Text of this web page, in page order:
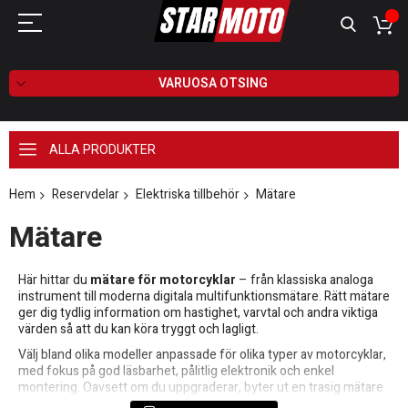
VARUOSA OTSING
ALLA PRODUKTER
Hem Reservdelar Elektriska tillbehör Mätare
Mätare
Här hittar du mätare för motorcyklar – från klassiska analoga
instrument till moderna digitala multifunktionsmätare. Rätt mätare
ger dig tydlig information om hastighet, varvtal och andra viktiga
värden så att du kan köra tryggt och lagligt.
Välj bland olika modeller anpassade för olika typer av motorcyklar,
med fokus på god läsbarhet, pålitlig elektronik och enkel
montering. Oavsett om du uppgraderar, byter ut en trasig mätare
eller bygger om din hoj hittar du passande alternativ här.